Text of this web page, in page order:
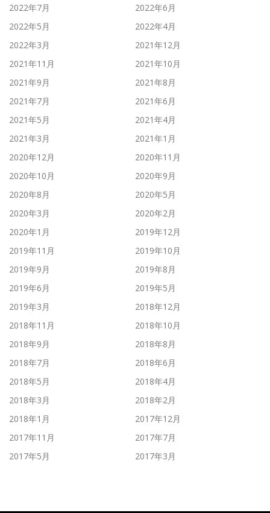
2022年7月
2022年6月
2022年5月
2022年4月
2022年3月
2021年12月
2021年11月
2021年10月
2021年9月
2021年8月
2021年7月
2021年6月
2021年5月
2021年4月
2021年3月
2021年1月
2020年12月
2020年11月
2020年10月
2020年9月
2020年8月
2020年5月
2020年3月
2020年2月
2020年1月
2019年12月
2019年11月
2019年10月
2019年9月
2019年8月
2019年6月
2019年5月
2019年3月
2018年12月
2018年11月
2018年10月
2018年9月
2018年8月
2018年7月
2018年6月
2018年5月
2018年4月
2018年3月
2018年2月
2018年1月
2017年12月
2017年11月
2017年7月
2017年5月
2017年3月